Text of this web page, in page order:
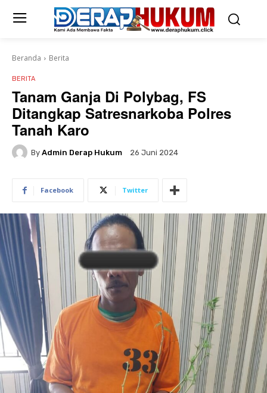
Beranda Berita
BERITA
Tanam Ganja Di Polybag, FS
Ditangkap Satresnarkoba Polres
Tanah Karo
By Admin Derap Hukum 26 Juni 2024
Facebook Twitter